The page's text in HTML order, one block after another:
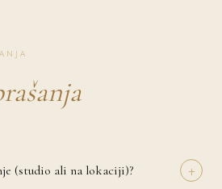
(studio ali na lokaciji)? +